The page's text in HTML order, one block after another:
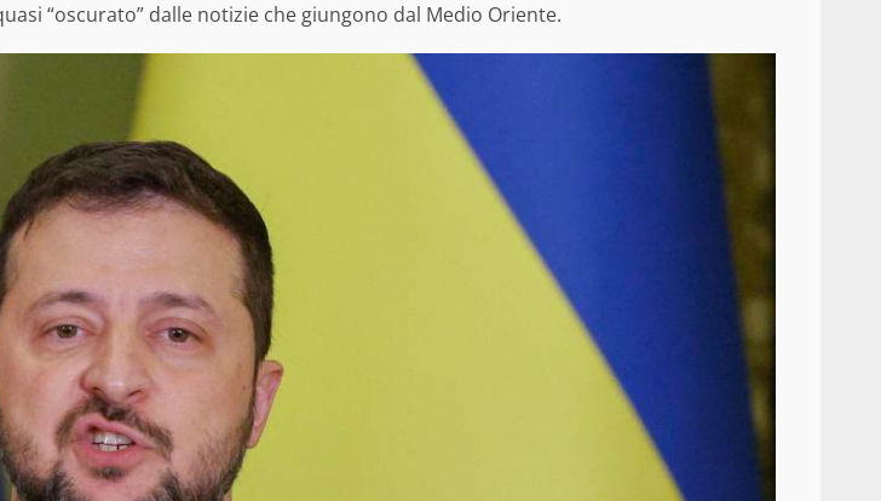
“oscurato” dalle notizie che giungono dal Medio Oriente.